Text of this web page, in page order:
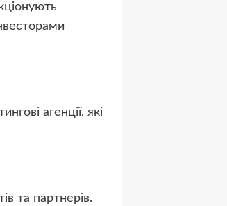
агенції, які
та партнерів.